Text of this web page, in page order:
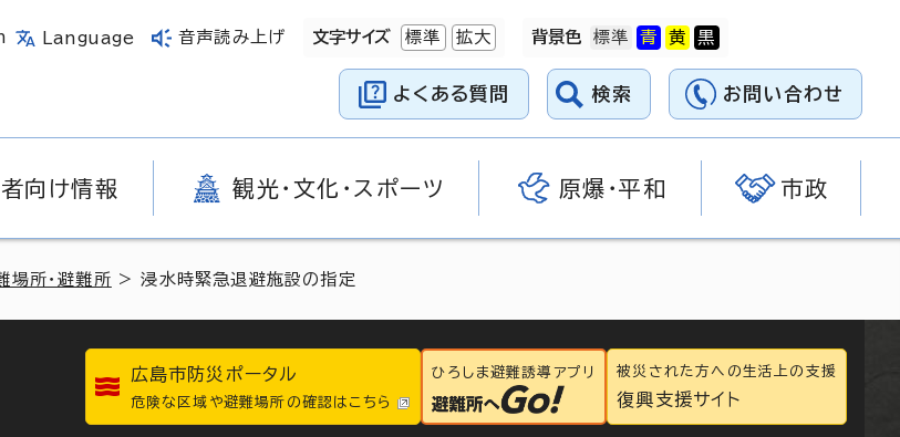
Language 音声読み上げ 文字サイズ 標準 拡大 背景色
よくある質問 検索 お問い合わせ
向け情報 観光・文化・スポーツ 原爆・平和 市政
場所・避難所 > 浸水時緊急退避施設の指定
広島市防災ポータル
危険な区域や避難場所の確認はこちら
ひろしま避難誘導アプリ 被災された方への生活上の支援
復興支援サイト